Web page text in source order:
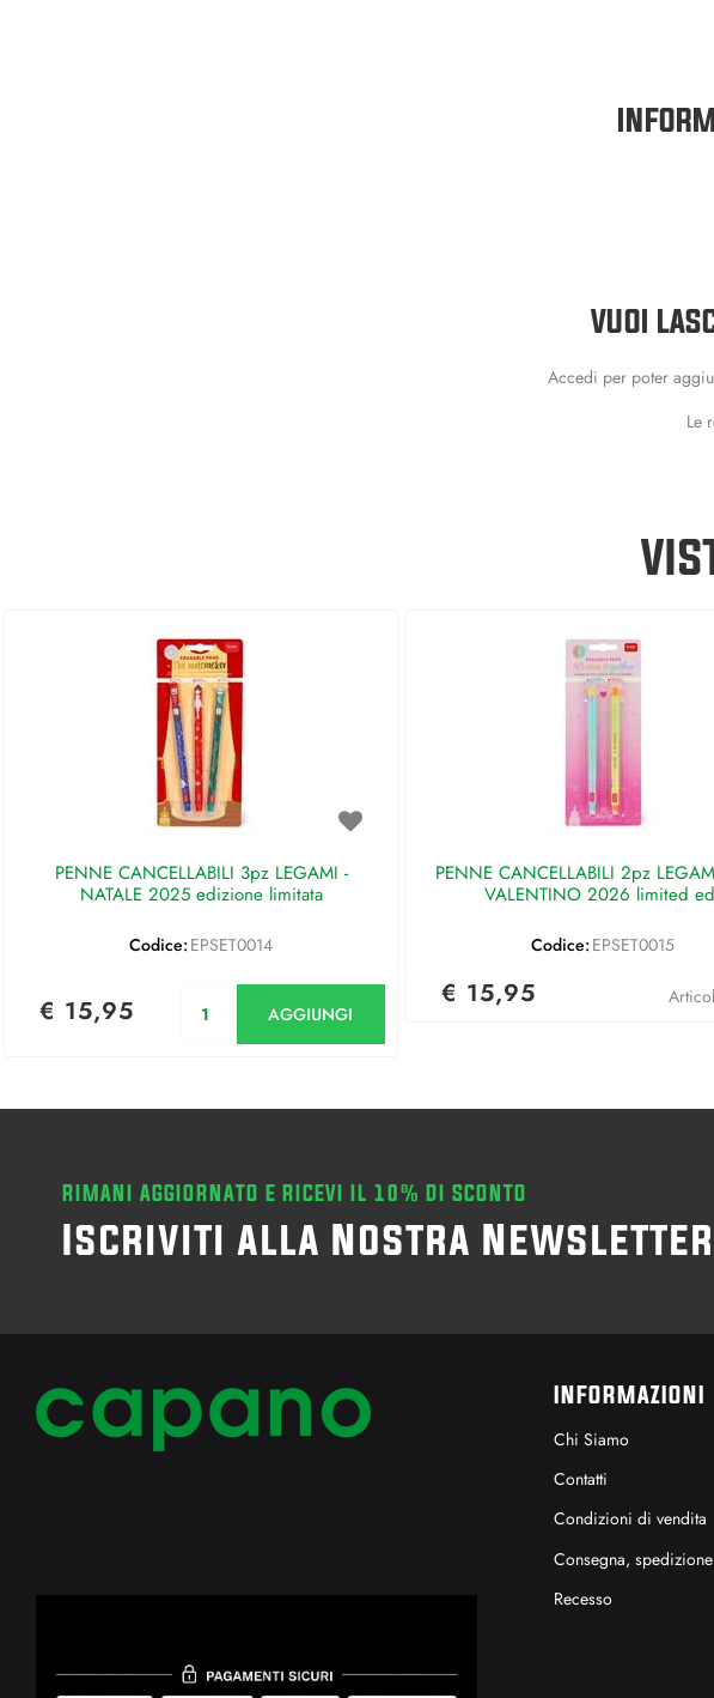
VUOI
Accedi per poter
Le
PENNE CANCELLABILI 3pz LEGAMI -
NATALE 2025 edizione limitata
Codice: EPSET0014
€ 15,95 AGGIUNGI
PENNE CANCELLABILI 2pz
VALENTINO 2026 limited
Codice: EPSET0015
€ 15,95
RIMANI AGGIORNATO E RICEVI IL 10% DI SCONTO
Iscriviti alla Nostra Newsletter
INFORMAZIONI
Chi Siamo
Contatti
Condizioni di vendita
Consegna,
Recesso